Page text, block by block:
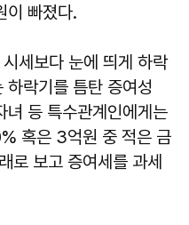
빠졌다.
세보다 눈에 띄게 하락
락기를 틈탄 증여성
녀 등 특수관계인에게는
혹은 3억원 중 적은 금
로 보고 증여세를 과세